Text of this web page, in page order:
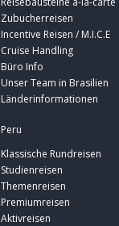
Zubucherreisen
Incentive Reisen / M.I.C.E
Cruise Handling
Büro Info
Unser Team in Brasilien
Länderinformationen
Peru
Klassische Rundreisen
Studienreisen
Themenreisen
Premiumreisen
Aktivreisen